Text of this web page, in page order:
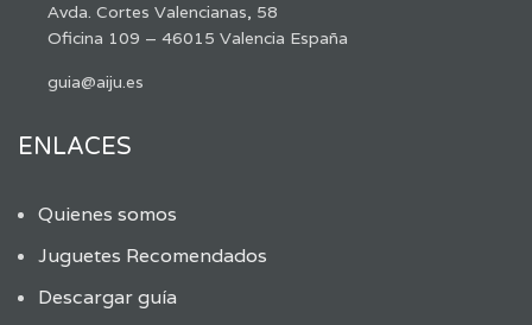
Avda. Cortes Valencianas, 58
Oficina 109 – 46015 Valencia España
guia@aiju.es
ENLACES
Quienes somos
Juguetes Recomendados
Descargar guía